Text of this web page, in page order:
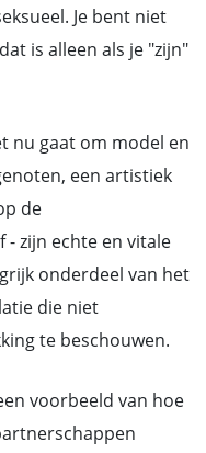
Je bent niet
is alleen als je "zijn"
nu gaat om model en
een artistiek
de
zijn echte en vitale
onderdeel van het
die niet
te beschouwen.
voorbeeld van hoe